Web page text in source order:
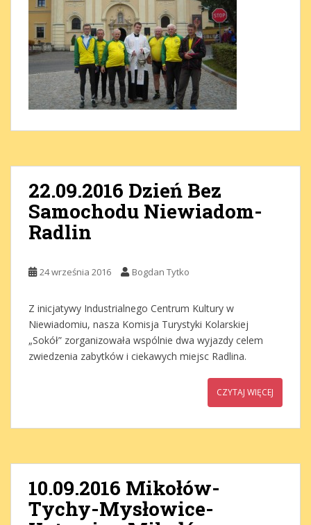
22.09.2016 Dzień Bez
Samochodu Niewiadom-
Radlin
24 września 2016 Bogdan Tytko
Z inicjatywy Industrialnego Centrum Kultury w
Niewiadomiu, nasza Komisja Turystyki Kolarskiej
„Sokół” zorganizowała wspólnie dwa wyjazdy celem
zwiedzenia zabytków i ciekawych miejsc Radlina.
CZYTAJ WIĘCEJ
10.09.2016 Mikołów-
Tychy-Mysłowice-